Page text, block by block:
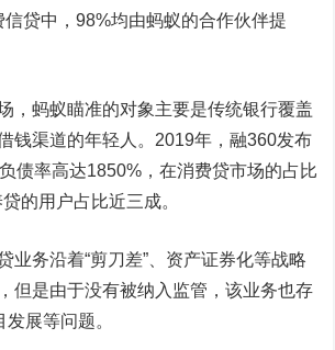
贷中，98%均由蚂蚁的合作伙伴提
蚂蚁瞄准的对象主要是传统银行覆盖
钱渠道的年轻人。2019年，融360发布
债率高达1850%，在消费贷市场的占比
的用户占比近三成。
务沿着“剪刀差”、资产证券化等战略
但是由于没有被纳入监管，该业务也存
发展等问题。